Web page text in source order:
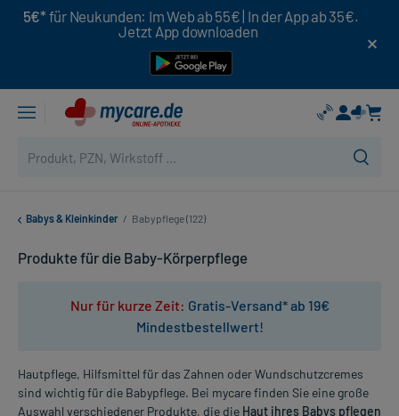
5€* für Neukunden: Im Web ab 55€ | In der App ab 35€.
Jetzt App downloaden
Babys & Kleinkinder / Babypflege (122)
Produkte für die Baby-Körperpflege
Nur für kurze Zeit: Gratis-Versand* ab 19€
Mindestbestellwert!
Hautpflege, Hilfsmittel für das Zahnen oder Wundschutzcremes
sind wichtig für die Babypflege. Bei mycare finden Sie eine große
Auswahl verschiedener Produkte, die die Haut ihres Babys pflegen